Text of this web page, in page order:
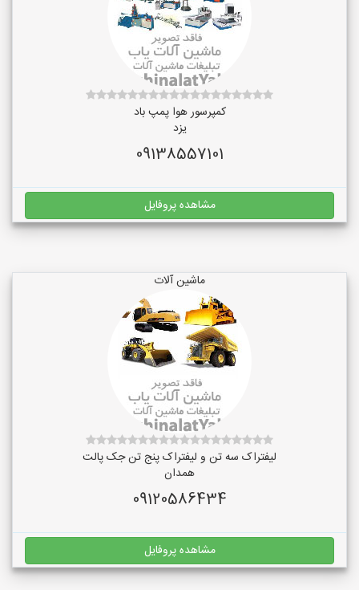
کمپرسور هوا پمپ باد
یزد
09138557101
مشاهده پروفایل
ماشین آلات
لیفتراک سه تن و لیفتراک پنج تن جک پالت
همدان
09120586434
مشاهده پروفایل